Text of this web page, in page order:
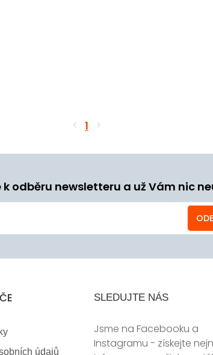
1
k odběru newsletteru a už Vám nic
údajů
SLEDUJTE NÁS
Jsme na Facebooku a
Instagramu - získejte